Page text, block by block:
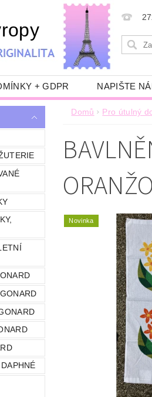
+ GDPR NAPIŠTE
Domů Pro útulný
Novinka